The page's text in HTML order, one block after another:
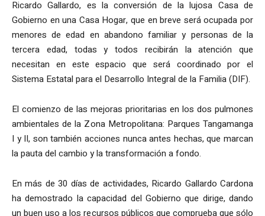
Ricardo Gallardo, es la conversión de la lujosa Casa de
Gobierno en una Casa Hogar, que en breve será ocupada por
menores de edad en abandono familiar y personas de la
tercera edad, todas y todos recibirán la atención que
necesitan en este espacio que será coordinado por el
Sistema Estatal para el Desarrollo Integral de la Familia (DIF).
El comienzo de las mejoras prioritarias en los dos pulmones
ambientales de la Zona Metropolitana: Parques Tangamanga
I y II, son también acciones nunca antes hechas, que marcan
la pauta del cambio y la transformación a fondo.
En más de 30 días de actividades, Ricardo Gallardo Cardona
ha demostrado la capacidad del Gobierno que dirige, dando
un buen uso a los recursos públicos que comprueba que sólo